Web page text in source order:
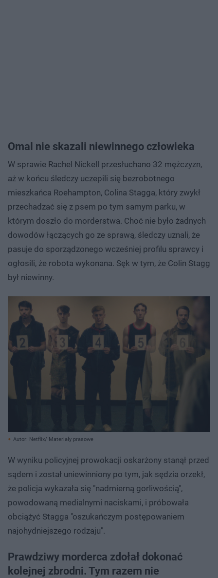
Omal nie skazali niewinnego człowieka
W sprawie Rachel Nickell przesłuchano 32 mężczyzn,
aż w końcu śledczy uczepili się bezrobotnego
mieszkańca Roehampton, Colina Stagga, który zwykł
przechadzać się z psem po tym samym parku, w
którym doszło do morderstwa. Choć nie było żadnych
dowodów łączących go ze sprawą, śledczy uznali, że
pasuje do sporządzonego wcześniej profilu sprawcy i
ogłosili, że robota wykonana. Sęk w tym, że Colin Stagg
był niewinny.
Autor: Netflix/ Materiały prasowe
W wyniku policyjnej prowokacji oskarżony stanął przed
sądem i został uniewinniony po tym, jak sędzia orzekł,
że policja wykazała się "nadmierną gorliwością",
powodowaną medialnymi naciskami, i próbowała
obciążyć Stagga "oszukańczym postępowaniem
najohydniejszego rodzaju".
Prawdziwy morderca zdołał dokonać
kolejnej zbrodni. Tym razem nie